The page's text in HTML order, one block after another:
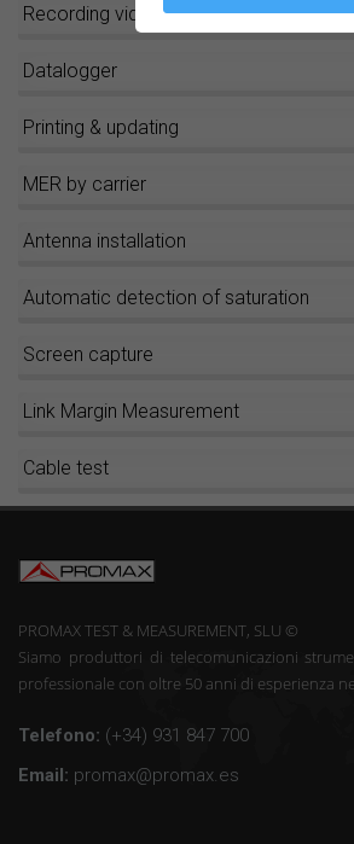
Recording video streams
Datalogger
Printing & updating
MER by carrier
Antenna installation
Automatic detection of saturation
Screen capture
Link Margin Measurement
Cable test
PROMAX TEST & MEASUREMENT, SLU ©
Siamo produttori di telecomunicazioni
professionale con oltre 50 anni di esperienza
Telefono: (+34) 931 847 700
Email: promax@promax.es